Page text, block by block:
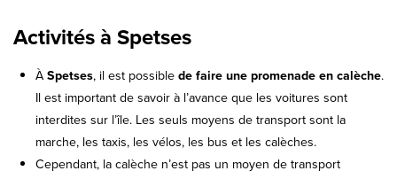
Activités à Spetses
À Spetses, il est possible de faire une promenade en calèche.
Il est important de savoir à l’avance que les voitures sont
interdites sur l’île. Les seuls moyens de transport sont la
marche, les taxis, les vélos, les bus et les calèches.
Cependant, la calèche n’est pas un moyen de transport